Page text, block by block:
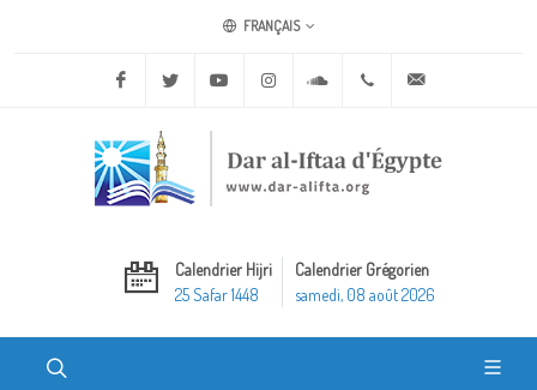
FRANÇAIS
Facebook Twitter Youtube Instagram Soundcloud+20 2 25970400
Calendrier Hijri
25 Safar 1448
Calendrier Grégorien
samedi, 08 août 2026